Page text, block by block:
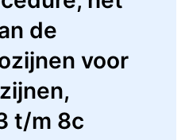
de
voor
t/m 8c